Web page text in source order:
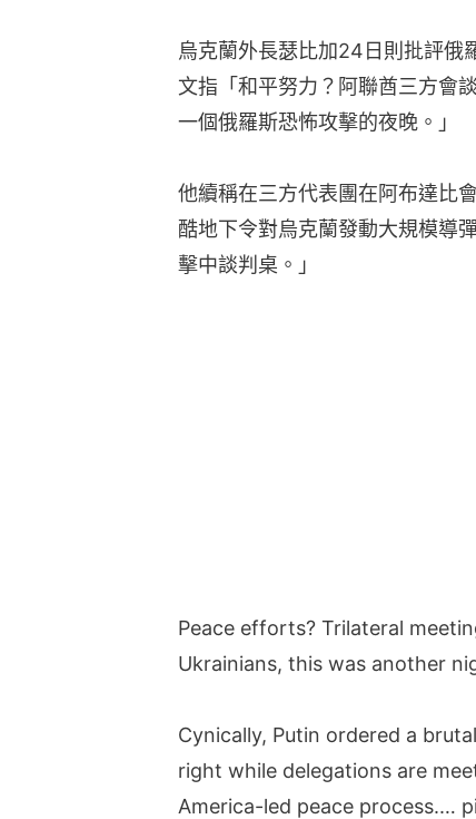
烏克蘭外長瑟比加24日則批評俄
文指「和平努力？阿聯酋三方會
一個俄羅斯恐怖攻擊的夜晚。」
他續稱在三方代表團在阿布達比
酷地下令對烏克蘭發動大規模導
擊中談判桌。」
Peace efforts? Trilateral
Ukrainians, this was another
Cynically, Putin ordered a
right while delegations are
America-led peace process.…